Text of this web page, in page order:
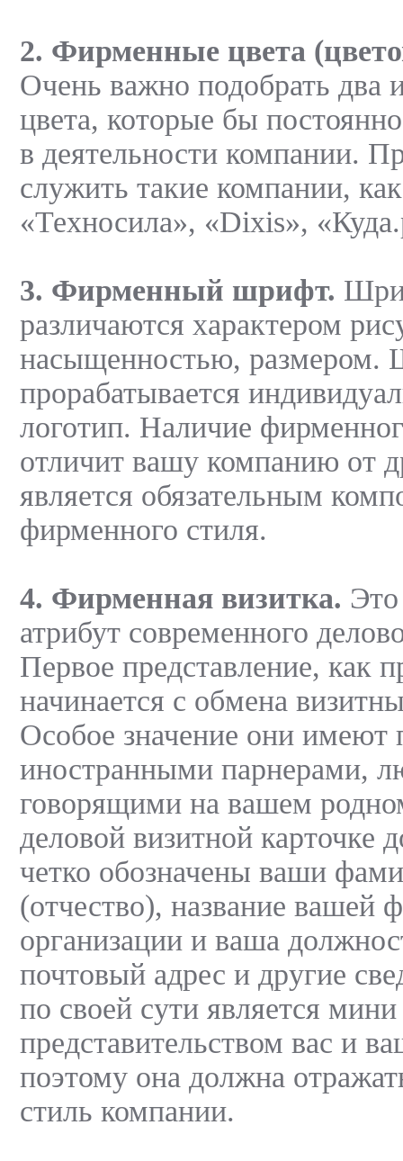
2. Фирменные цвета
Очень важно подобрать два
цвета, которые бы
в деятельности компании.
служить такие компании,
«Техносила», «Dixis»,
3. Фирменный шрифт.
различаются характером
насыщенностью, размером.
прорабатывается
логотип. Наличие
отличит вашу компанию от
является обязательным
фирменного стиля.
4. Фирменная визитка.
атрибут современного
Первое представление, как
начинается с обмена
Особое значение они имеют
иностранными парнерами,
говорящими на вашем
деловой визитной карточке
четко обозначены ваши
(отчество), название вашей
организации и ваша
почтовый адрес и другие
по своей сути является мини
представительством вас и
поэтому она должна
стиль компании.